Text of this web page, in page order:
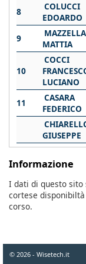
8
COLUCCI
EDOARDO
9
MAZZELLA
MATTIA
10
COCCI
LUCIANO
11
CASARA
FEDERICO
GIUSEPPE
Informazione
I dati di questo sito
cortese
corso.
© 2026 - Wisetech.it